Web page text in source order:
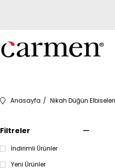
Anasayfa Nikah Düğün Elbiseleri
Filtreler
İndirimli Ürünler
Yeni Ürünler